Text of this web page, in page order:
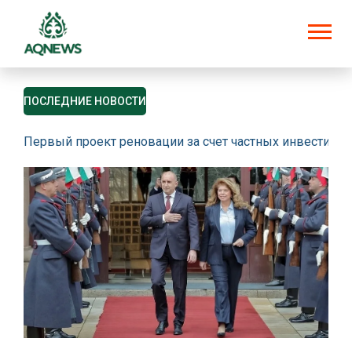
ПОСЛЕДНИЕ НОВОСТИ
Первый проект реновации за счет частных